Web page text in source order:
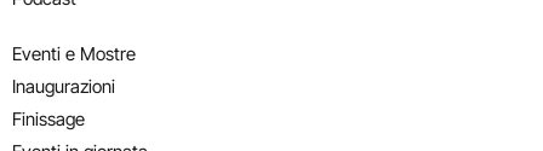
Eventi e Mostre
Inaugurazioni
Finissage